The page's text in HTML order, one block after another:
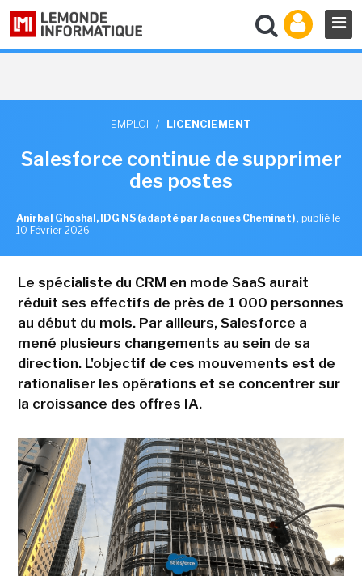
EMPLOI / LICENCIEMENT
Salesforce continue de supprimer
des postes
Anirbal Ghoshal, IDG NS (adapté par Jacques Cheminat) , publié le
10 Février 2026
Le spécialiste du CRM en mode SaaS aurait
réduit ses effectifs de près de 1 000 personnes
au début du mois. Par ailleurs, Salesforce a
mené plusieurs changements au sein de sa
direction. L'objectif de ces mouvements est de
rationaliser les opérations et se concentrer sur
la croissance des offres IA.